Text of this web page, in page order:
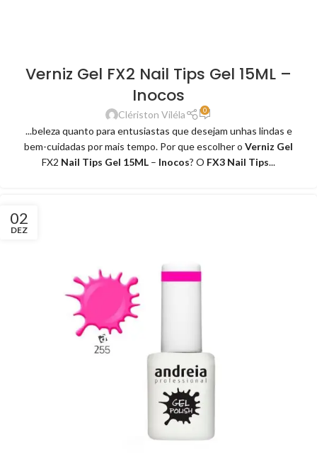
Verniz Gel FX2 Nail Tips Gel 15ML –
Inocos
Clériston Viléla 0
...beleza quanto para entusiastas que desejam unhas lindas e
bem-cuidadas por mais tempo. Por que escolher o Verniz Gel
FX2 Nail Tips Gel 15ML – Inocos? O FX3 Nail Tips...
02
DEZ